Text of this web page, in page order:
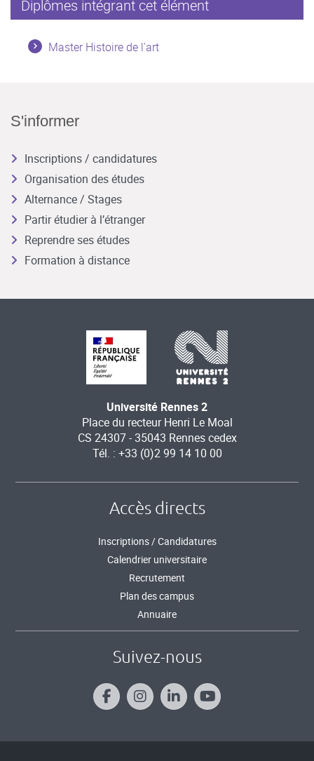
Diplômes intégrant cet élément
Master Histoire de l'art
S'informer
Inscriptions / candidatures
Organisation des études
Alternance / Stages
Partir étudier à l’étranger
Reprendre ses études
Formation à distance
Université Rennes 2
Place du recteur Henri Le Moal
CS 24307 - 35043 Rennes cedex
Tél. : +33 (0)2 99 14 10 00
Accès directs
Inscriptions / Candidatures
Calendrier universitaire
Recrutement
Plan des campus
Annuaire
Suivez-nous